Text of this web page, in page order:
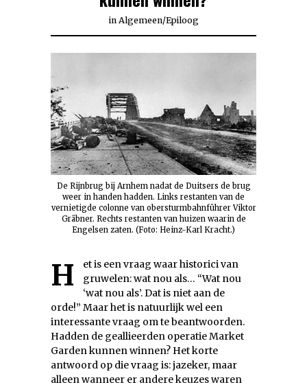
in Algemeen/Epiloog
De Rijnbrug bij Arnhem nadat de Duitsers de brug
weer in handen hadden. Links restanten van de
vernietigde colonne van obersturmbahnführer Viktor
Gräbner. Rechts restanten van huizen waarin de
Engelsen zaten. (Foto: Heinz-Karl Kracht.)
Het is een vraag waar historici van
gruwelen: wat nou als… “Wat nou
‘wat nou als’. Dat is niet aan de
orde!” Maar het is natuurlijk wel een
interessante vraag om te beantwoorden.
Hadden de geallieerden operatie Market
Garden kunnen winnen? Het korte
antwoord op die vraag is: jazeker, maar
alleen wanneer er andere keuzes waren